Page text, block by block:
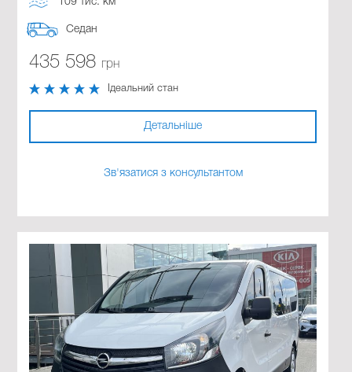
109 тис. км
Седан
435 598 грн
Ідеальний стан
Детальніше
Зв'язатися з консультантом